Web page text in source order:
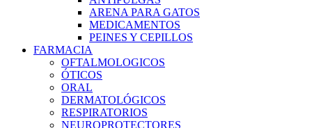
ARENA PARA GATOS
MEDICAMENTOS
PEINES Y CEPILLOS
FARMACIA
OFTALMOLOGICOS
ÓTICOS
ORAL
DERMATOLÓGICOS
RESPIRATORIOS
NEUROPROTECTORES